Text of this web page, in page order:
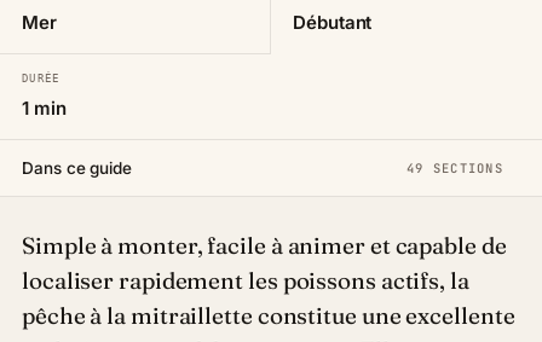
Mer Débutant
DURÉE
1 min
Dans ce guide 49 SECTIONS
Simple à monter, facile à animer et capable de
localiser rapidement les poissons actifs, la
pêche à la mitraillette constitue une excellente